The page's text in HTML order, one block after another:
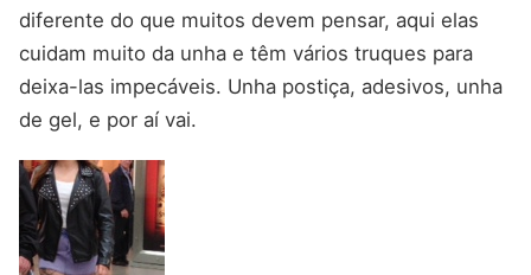
diferente do que muitos devem pensar, aqui elas
cuidam muito da unha e têm vários truques para
deixa-las impecáveis. Unha postiça, adesivos, unha
de gel, e por aí vai.